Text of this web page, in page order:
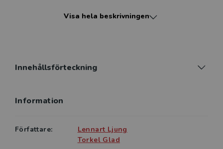
förkunskaper i signaler och system samt i elementär
Visa hela beskrivningen
Innehållsförteckning
Information
Författare:
Lennart Ljung
Torkel Glad